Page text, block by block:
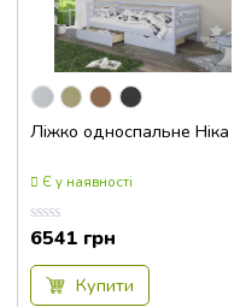
214x129x96
214x149x102
214x149x122
214x169x122
214x189x122
Ліжко односпальне Ніка
Є у наявності
Оцінка
0.00
з
6541 грн
Купити